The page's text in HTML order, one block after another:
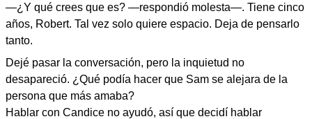
—¿Y qué crees que es? —respondió molesta—. Tiene cinco
años, Robert. Tal vez solo quiere espacio. Deja de pensarlo
tanto.
Dejé pasar la conversación, pero la inquietud no
desapareció. ¿Qué podía hacer que Sam se alejara de la
persona que más amaba?
Hablar con Candice no ayudó, así que decidí hablar